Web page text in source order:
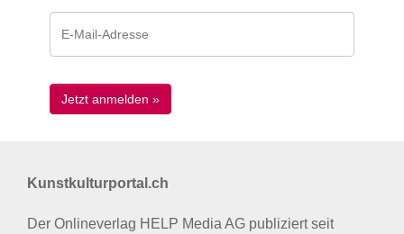
Kunstkulturportal.ch
Der Onlineverlag HELP Media AG publiziert seit